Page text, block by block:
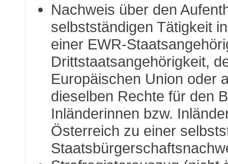
Nachweis über den
selbstständigen Tätigkeit
einer EWR-
Drittstaatsangehörigkeit,
Europäischen Union oder
dieselben Rechte für den
Inländerinnen bzw.
Österreich zu einer